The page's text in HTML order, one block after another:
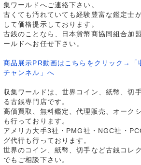
集ワールドへご連絡下さい。
古くても汚れていても経験豊富な鑑定士
して価格提示しております。
古銭のことなら、日本貨幣商協同組合加
ールドへお任せ下さい。
商品展示PR動画はこちらをクリック→「
チャンネル」へ
収集ワールドは、世界コイン、紙幣、切
る古銭専門店です。
高価買取、無料鑑定、代理販売、オーク
も行っております。
アメリカ大手3社・PMG社・NGC社・
グ代行も行っております。
世界のコイン、紙幣、切手など古銭コレ
でもご相談下さい。